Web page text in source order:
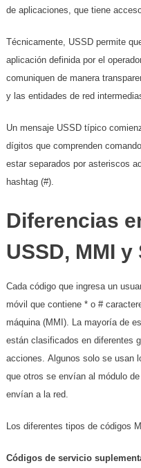
de aplicaciones, que tiene
Técnicamente, USSD permite
aplicación definida por el
comuniquen de manera
y las entidades de red
Un mensaje USSD típico
dígitos que comprenden
estar separados por asteriscos
hashtag (#).
Diferencias
USSD, MMI y
Cada código que ingresa un
móvil que contiene * o #
máquina (MMI). La mayoría de
están clasificados en diferentes
acciones. Algunos solo se usan
que otros se envían al módulo
envían a la red.
Los diferentes tipos de códigos
Códigos de servicio